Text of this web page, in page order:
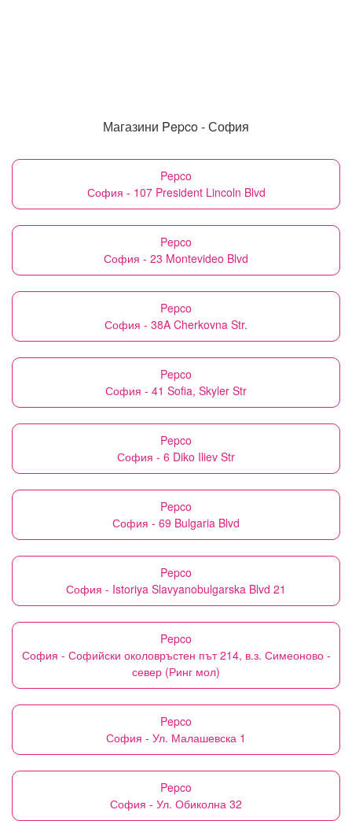
Магазини Pepco - София
Pepco
София - 107 President Lincoln Blvd
Pepco
София - 23 Montevideo Blvd
Pepco
София - 38A Cherkovna Str.
Pepco
София - 41 Sofia, Skyler Str
Pepco
София - 6 Diko Iliev Str
Pepco
София - 69 Bulgaria Blvd
Pepco
София - Istoriya Slavyanobulgarska Blvd 21
Pepco
София - Софийски околовръстен път 214, в.з. Симеоново -
север (Ринг мол)
Pepco
София - Ул. Малашевска 1
Pepco
София - Ул. Обиколна 32